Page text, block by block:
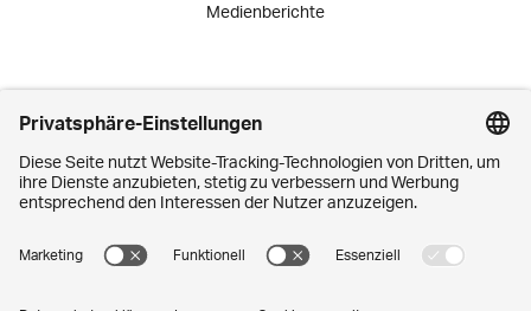
Medienberichte
Engagement
Praktika
Schnuppertage
Mitarbeiter-Initiativen